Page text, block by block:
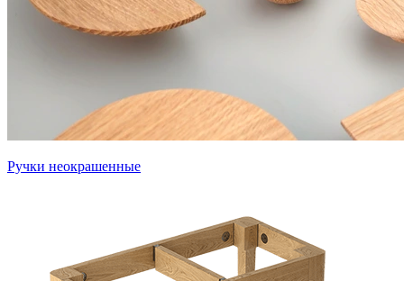
Ручки неокрашенные